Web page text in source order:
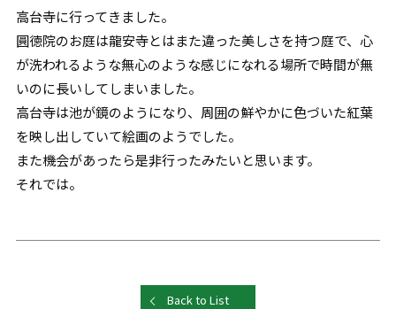
高台寺に行ってきました。
圓徳院のお庭は龍安寺とはまた違った美しさを持つ庭で、心
が洗われるような無心のような感じになれる場所で時間が無
いのに長いしてしまいました。
高台寺は池が鏡のようになり、周囲の鮮やかに色づいた紅葉
を映し出していて絵画のようでした。
また機会があったら是非行ったみたいと思います。
それでは。
Back to List